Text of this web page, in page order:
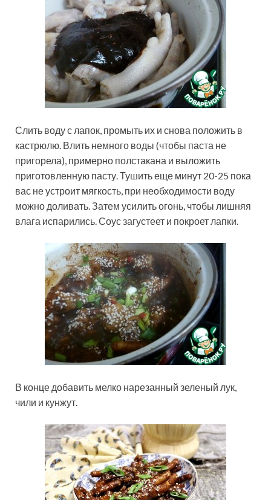
Слить воду с лапок, промыть их и снова положить в
кастрюлю. Влить немного воды (чтобы паста не
пригорела), примерно полстакана и выложить
приготовленную пасту. Тушить еще минут 20-25 пока
вас не устроит мягкость, при необходимости воду
можно доливать. Затем усилить огонь, чтобы лишняя
влага испарились. Соус загустеет и покроет лапки.
В конце добавить мелко нарезанный зеленый лук,
чили и кунжут.